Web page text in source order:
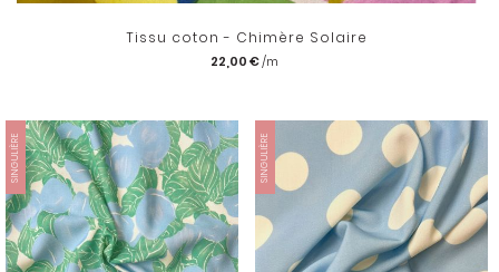
Tissu coton - Chimère Solaire
22,00 €
SINGULIÈRE SINGULIÈRE